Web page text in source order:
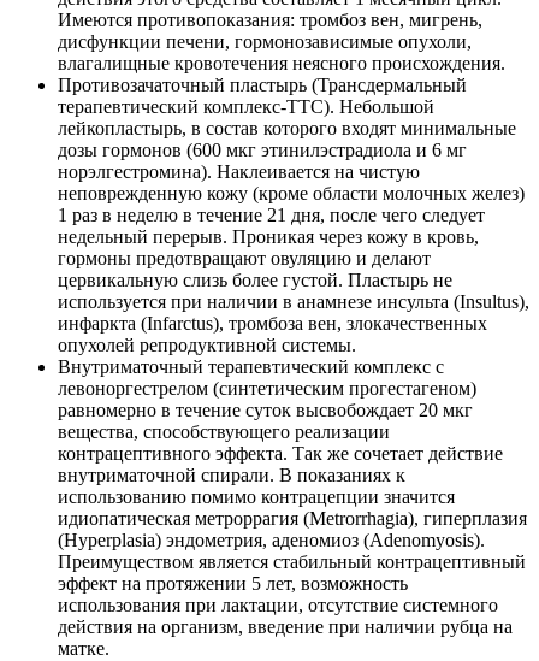
Имеются противопоказания: тромбоз вен, мигрень,
дисфункции печени, гормонозависимые опухоли,
влагалищные кровотечения неясного происхождения.
Противозачаточный пластырь (Трансдермальный
терапевтический комплекс-ТТС). Небольшой
лейкопластырь, в состав которого входят минимальные
дозы гормонов (600 мкг этинилэстрадиола и 6 мг
норэлгестромина). Наклеивается на чистую
неповрежденную кожу (кроме области молочных желез)
1 раз в неделю в течение 21 дня, после чего следует
недельный перерыв. Проникая через кожу в кровь,
гормоны предотвращают овуляцию и делают
цервикальную слизь более густой. Пластырь не
используется при наличии в анамнезе инсульта (Insultus),
инфаркта (Infarctus), тромбоза вен, злокачественных
опухолей репродуктивной системы.
Внутриматочный терапевтический комплекс с
левоноргестрелом (синтетическим прогестагеном)
равномерно в течение суток высвобождает 20 мкг
вещества, способствующего реализации
контрацептивного эффекта. Так же сочетает действие
внутриматочной спирали. В показаниях к
использованию помимо контрацепции значится
идиопатическая метроррагия (Metrorrhagia), гиперплазия
(Hyperplasia) эндометрия, аденомиоз (Adenomyosis).
Преимуществом является стабильный контрацептивный
эффект на протяжении 5 лет, возможность
использования при лактации, отсутствие системного
действия на организм, введение при наличии рубца на
матке.